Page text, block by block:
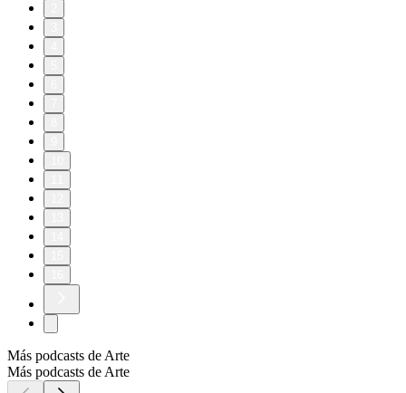
Más podcasts de Arte
Más podcasts de Arte